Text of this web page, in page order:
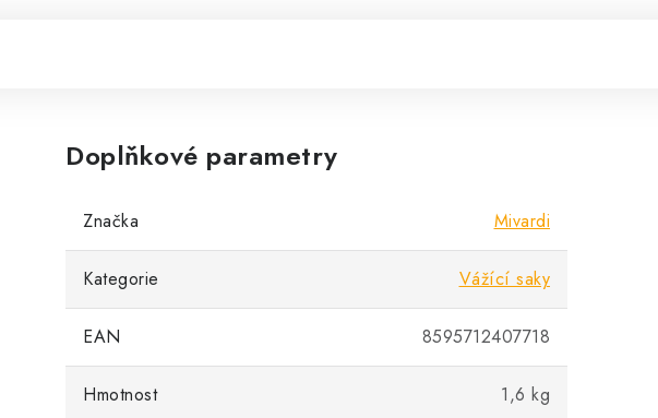
Doplňkové parametry
Značka Mivardi
Kategorie Vážící saky
EAN 8595712407718
Hmotnost 1,6 kg